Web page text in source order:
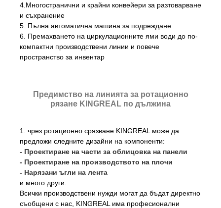
4.Многостранични и крайни конвейери за разтоварване
и съхранение
5. Пълна автоматична машина за подреждане
6. Премахването на циркулационните ями води до по-
компактни производствени линии и повече
пространство за инвентар
Предимство на линията за ротационно
рязане KINGREAL по дължина
1. чрез ротационно срязване KINGREAL може да
предложи следните дизайни на компоненти:
- Проектиране на части за облицовка на панели
- Проектиране на производството на плочи
- Нарязани ъгли на лента
и много други.
Всички производствени нужди могат да бъдат директно
съобщени с нас, KINGREAL има професионални